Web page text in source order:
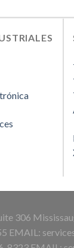
306
EMAIL: